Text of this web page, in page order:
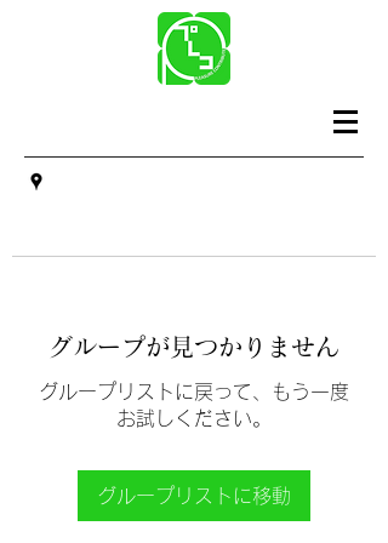
グループが見つかりません
グループリストに戻って、もう一度
お試しください。
グループリストに移動